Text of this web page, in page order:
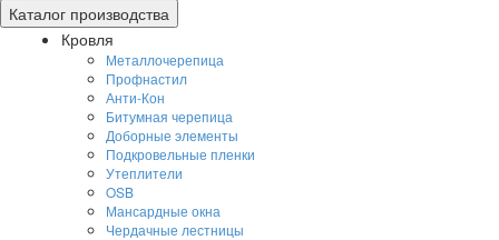
Toggle
navigation
Каталог производства
Кровля
Металлочерепица
Профнастил
Анти-Кон
Битумная черепица
Доборные элементы
Подкровельные пленки
Утеплители
OSB
Мансардные окна
Чердачные лестницы